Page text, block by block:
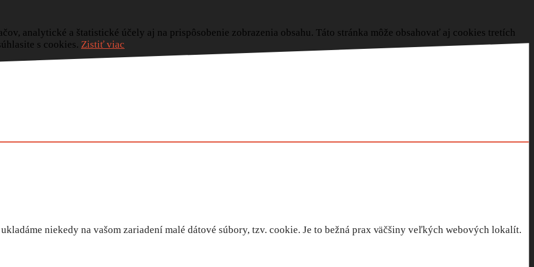
analytické a štatistické účely aj na prispôsobenie zobrazenia obsahu. Táto stránka môže obsahovať aj cookies tretích
s cookies. Zistiť viac
niekedy na vašom zariadení malé dátové súbory, tzv. cookie. Je to bežná prax väčšiny veľkých webových lokalít.